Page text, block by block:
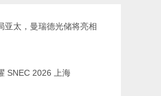
亚太，曼瑞德光储将亮相
SNEC 2026 上海